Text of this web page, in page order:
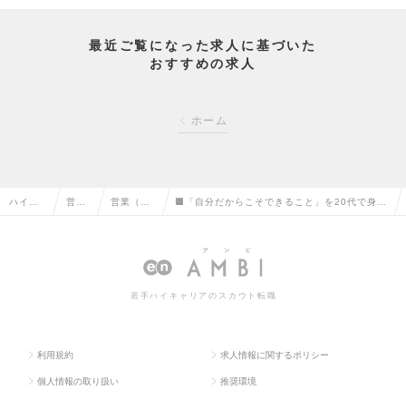
最近ご覧になった求人に基づいた
おすすめの求人
ホーム
ハイク 営業 営業（法 🟧「自分だからこそできること」を20代で身に
気企業！の求人情報
若手ハイキャリアのスカウト転職
利用規約 求人情報に関するポリシー
個人情報の取り扱い 推奨環境